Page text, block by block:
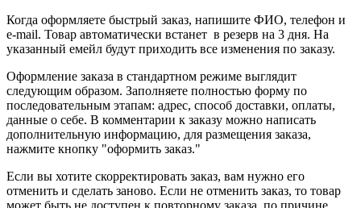
Когда оформляете быстрый заказ, напишите ФИО, телефон и
e-mail. Товар автоматически встанет в резерв на 3 дня. На
указанный емейл будут приходить все изменения по заказу.
Оформление заказа в стандартном режиме выглядит
следующим образом. Заполняете полностью форму по
последовательным этапам: адрес, способ доставки, оплаты,
данные о себе. В комментарии к заказу можно написать
дополнительную информацию, для размещения заказа,
нажмите кнопку "оформить заказ."
Если вы хотите скорректировать заказ, вам нужно его
отменить и сделать заново. Если не отменить заказ, то товар
может быть не доступен к повторному заказа, по причине